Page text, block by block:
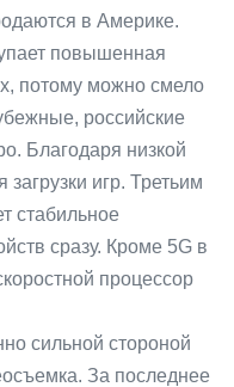
в Америке.
повышенная
потому можно смело
российские
Благодаря низкой
игр. Третьим
стабильное
сразу. Кроме 5G в
процессор
сильной стороной
За последнее